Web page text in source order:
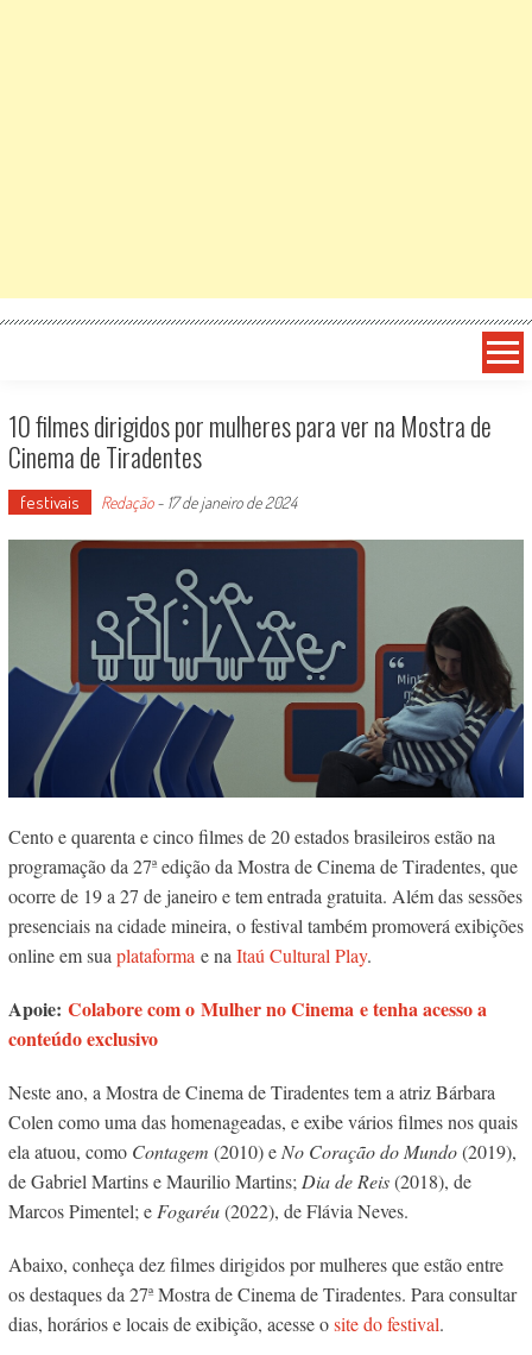
10 filmes dirigidos por mulheres para ver na Mostra de
Cinema de Tiradentes
festivais Redação- 17 de janeiro de 2024
Cento e quarenta e cinco filmes de 20 estados brasileiros estão na
programação da 27ª edição da Mostra de Cinema de Tiradentes, que
ocorre de 19 a 27 de janeiro e tem entrada gratuita. Além das sessões
presenciais na cidade mineira, o festival também promoverá exibições
online em sua plataforma e na Itaú Cultural Play.
Apoie: Colabore com o Mulher no Cinema e tenha acesso a
conteúdo exclusivo
Neste ano, a Mostra de Cinema de Tiradentes tem a atriz Bárbara
Colen como uma das homenageadas, e exibe vários filmes nos quais
ela atuou, como Contagem (2010) e No Coração do Mundo(2019),
de Gabriel Martins e Maurilio Martins; Dia de Reis(2018), de
Marcos Pimentel; e Fogaréu(2022), de Flávia Neves.
Abaixo, conheça dez filmes dirigidos por mulheres que estão entre
os destaques da 27ª Mostra de Cinema de Tiradentes. Para consultar
dias, horários e locais de exibição, acesse osite do festival.